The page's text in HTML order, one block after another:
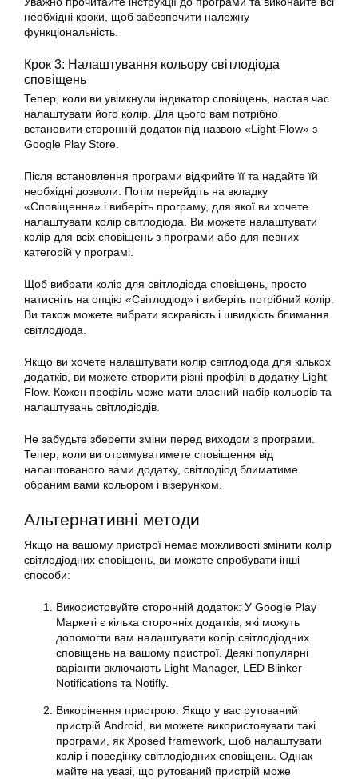
необхідні кроки, щоб забезпечити належну
функціональність.
Крок 3: Налаштування кольору світлодіода
сповіщень
Тепер, коли ви увімкнули індикатор сповіщень, настав час
налаштувати його колір. Для цього вам потрібно
встановити сторонній додаток під назвою «Light Flow» з
Google Play Store.
Після встановлення програми відкрийте її та надайте їй
необхідні дозволи. Потім перейдіть на вкладку
«Сповіщення» і виберіть програму, для якої ви хочете
налаштувати колір світлодіода. Ви можете налаштувати
колір для всіх сповіщень з програми або для певних
категорій у програмі.
Щоб вибрати колір для світлодіода сповіщень, просто
натисніть на опцію «Світлодіод» і виберіть потрібний колір.
Ви також можете вибрати яскравість і швидкість блимання
світлодіода.
Якщо ви хочете налаштувати колір світлодіода для кількох
додатків, ви можете створити різні профілі в додатку Light
Flow. Кожен профіль може мати власний набір кольорів та
налаштувань світлодіодів.
Не забудьте зберегти зміни перед виходом з програми.
Тепер, коли ви отримуватимете сповіщення від
налаштованого вами додатку, світлодіод блиматиме
обраним вами кольором і візерунком.
Альтернативні методи
Якщо на вашому пристрої немає можливості змінити колір
світлодіодних сповіщень, ви можете спробувати інші
способи:
Використовуйте сторонній додаток: У Google Play
Маркеті є кілька сторонніх додатків, які можуть
допомогти вам налаштувати колір світлодіодних
сповіщень на вашому пристрої. Деякі популярні
варіанти включають Light Manager, LED Blinker
Notifications та Notifly.
Викорінення пристрою: Якщо у вас рутований
пристрій Android, ви можете використовувати такі
програми, як Xposed framework, щоб налаштувати
колір і поведінку світлодіодних сповіщень. Однак
майте на увазі, що рутований пристрій може